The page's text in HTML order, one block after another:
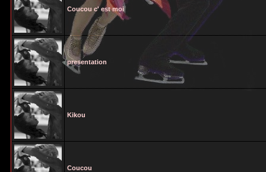
Coucou c' est moi
presentation
Kikou
Coucou